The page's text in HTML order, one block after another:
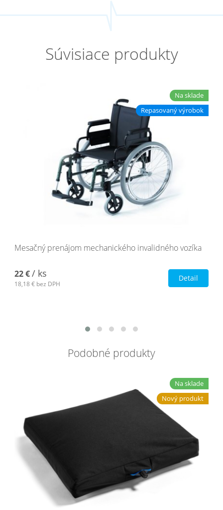
Súvisiace produkty
Na sklade
Repasovaný výrobok
Mesačný prenájom mechanického invalidného vozíka
22 €/ ks
18,18 € bez DPH
Detail
Podobné produkty
Na sklade
Nový produkt